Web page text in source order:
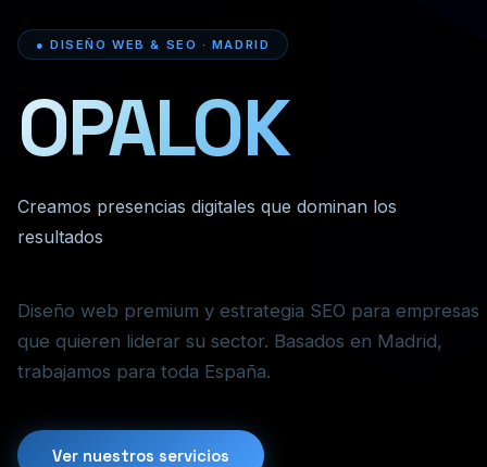
● DISEÑO WEB & SEO · MADRID
OPALOK
Creamos presencias digitales que dominan los
resultados
Diseño web premium y estrategia SEO para empresas
que quieren liderar su sector. Basados en Madrid,
trabajamos para toda España.
Ver nuestros servicios